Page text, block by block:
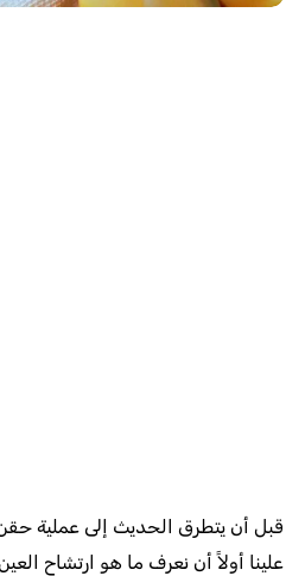
قبل أن يتطرق الحديث إلى عملية حقن
علينا أولاً أن نعرف ما هو ارتشاح